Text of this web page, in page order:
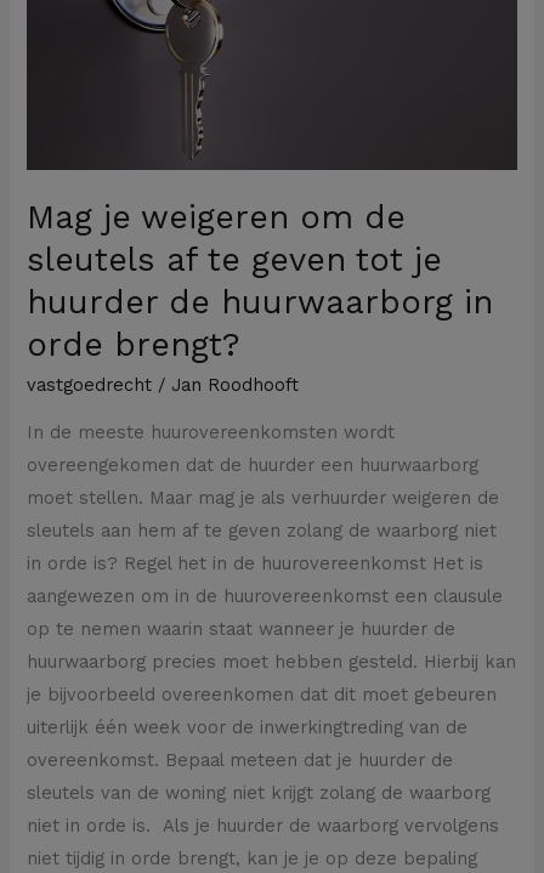
Mag je weigeren om de
sleutels af te geven tot je
huurder de huurwaarborg in
orde brengt?
vastgoedrecht / Jan Roodhooft
In de meeste huurovereenkomsten wordt
overeengekomen dat de huurder een huurwaarborg
moet stellen. Maar mag je als verhuurder weigeren de
sleutels aan hem af te geven zolang de waarborg niet
in orde is? Regel het in de huurovereenkomst Het is
aangewezen om in de huurovereenkomst een clausule
op te nemen waarin staat wanneer je huurder de
huurwaarborg precies moet hebben gesteld. Hierbij kan
je bijvoorbeeld overeenkomen dat dit moet gebeuren
uiterlijk één week voor de inwerkingtreding van de
overeenkomst. Bepaal meteen dat je huurder de
sleutels van de woning niet krijgt zolang de waarborg
niet in orde is. Als je huurder de waarborg vervolgens
niet tijdig in orde brengt, kan je je op deze bepaling
geven
tot
huurder
de
huurwaarborg
orde
brengt?